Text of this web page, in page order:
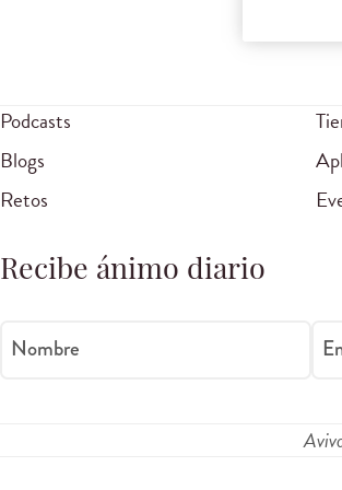
Podcasts
Blogs
Retos
Recibe ánimo diario
Nombre